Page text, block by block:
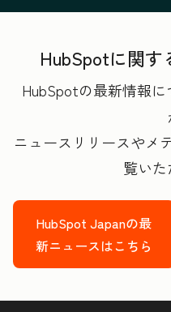
HubSpotに関す
HubSpotの最新情報
ニュースリリースやメ
覧いた
HubSpot Japanの最
新ニュースはこちら